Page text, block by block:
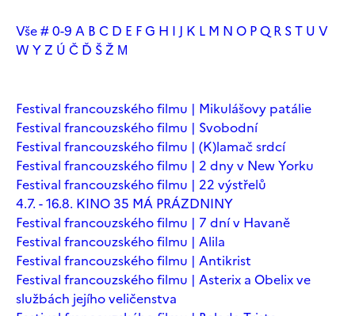
Vše# 0-9 A B C D E FG H I J K L M N O PQ R ST U V
W YZ Ú Č Ď ŠŽ М
Festival francouzského filmu | Mikulášovy patálie
Festival francouzského filmu | Svobodní
Festival francouzského filmu | (K)lamač srdcí
Festival francouzského filmu | 2 dny v New Yorku
Festival francouzského filmu | 22 výstřelů
4.7. - 16.8. KINO 35 MÁ PRÁZDNINY
Festival francouzského filmu | 7 dní v Havaně
Festival francouzského filmu | Alila
Festival francouzského filmu | Antikrist
Festival francouzského filmu | Asterix a Obelix ve
službách jejího veličenstva